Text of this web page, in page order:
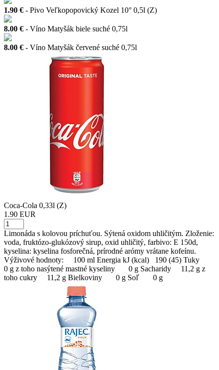
1.90 € - Pivo Veľkopopovický Kozel 10° 0,5l (Z)
8.00 € - Víno Matyšák biele suché 0,75l
8.00 € - Víno Matyšák červené suché 0,75l
Coca-Cola 0,33l (Z)
1.90 EUR
Limonáda s kolovou príchuťou. Sýtená oxidom uhličitým. Zloženie:
voda, fruktózo-glukózový sirup, oxid uhličitý, farbivo: E 150d,
kyselina: kyselina fosforečná, prírodné arómy vrátane kofeínu.
Výživové hodnoty: 100 ml Energia kJ (kcal) 190 (45) Tuky
0 g z toho nasýtené mastné kyseliny 0 g Sacharidy 11,2 g z
toho cukry 11,2 g Bielkoviny 0 g Soľ 0 g